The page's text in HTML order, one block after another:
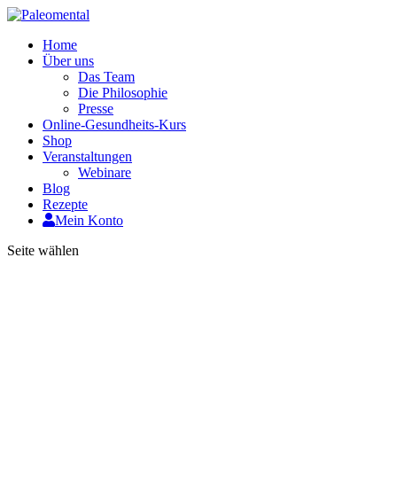
Home
Über uns
Das Team
Die Philosophie
Presse
Online-Gesundheits-Kurs
Shop
Veranstaltungen
Webinare
Blog
Rezepte
Mein Konto
Seite wählen